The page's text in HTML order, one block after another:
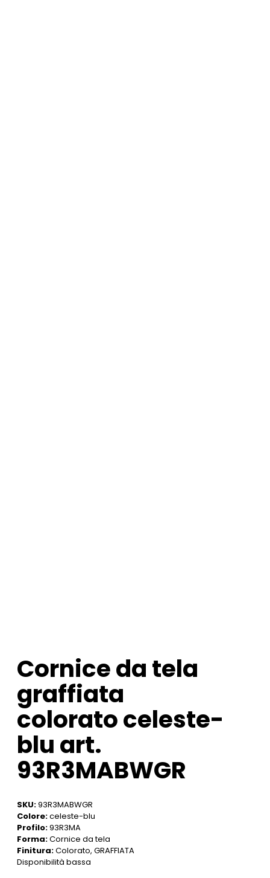
Cornice da tela
graffiata
colorato celeste-
blu art.
93R3MABWGR
SKU:93R3MABWGR
Colore:celeste-blu
Profilo:93R3MA
Forma:Cornice da tela
Finitura:Colorato, GRAFFIATA
Disponibilità bassa